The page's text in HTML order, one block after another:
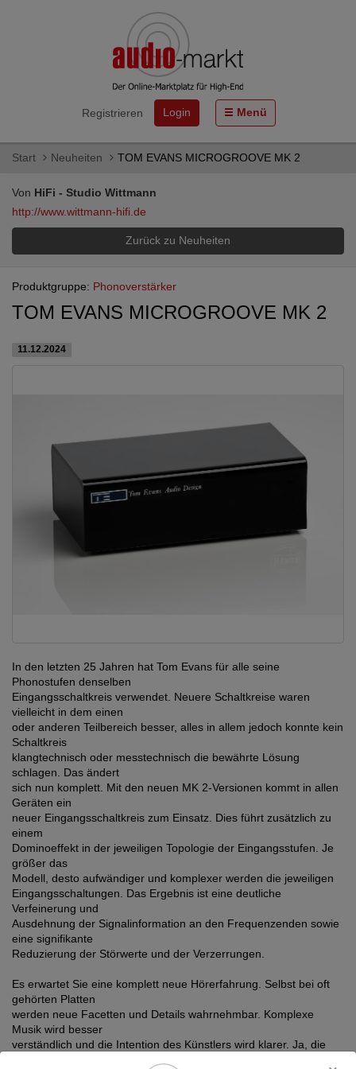
Registrieren Login Menü
Start Neuheiten TOM EVANS MICROGROOVE MK 2
Von HiFi - Studio Wittmann
http://www.wittmann-hifi.de
Zurück zu Neuheiten
Produktgruppe: Phonoverstärker
TOM EVANS MICROGROOVE MK 2
11.12.2024
In den letzten 25 Jahren hat Tom Evans für alle seine
Phonostufen denselben
Eingangsschaltkreis verwendet. Neuere Schaltkreise waren
vielleicht in dem einen
oder anderen Teilbereich besser, alles in allem jedoch konnte kein
Schaltkreis
klangtechnisch oder messtechnisch die bewährte Lösung
schlagen. Das ändert
sich nun komplett. Mit den neuen MK 2-Versionen kommt in allen
Geräten ein
neuer Eingangsschaltkreis zum Einsatz. Dies führt zusätzlich zu
einem
Dominoeffekt in der jeweiligen Topologie der Eingangsstufen. Je
größer das
Modell, desto aufwändiger und komplexer werden die jeweiligen
Eingangsschaltungen. Das Ergebnis ist eine deutliche
Verfeinerung und
Ausdehnung der Signalinformation an den Frequenzenden sowie
eine signifikante
Reduzierung der Störwerte und der Verzerrungen.
Es erwartet Sie eine komplett neue Hörerfahrung. Selbst bei oft
gehörten Platten
werden neue Facetten und Details wahrnehmbar. Komplexe
Musik wird besser
verständlich und die Intention des Künstlers wird klarer. Ja, die